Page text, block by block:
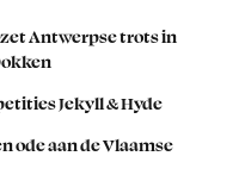
zet Antwerpse trots in
Jekyll & Hyde
ode aan de Vlaamse